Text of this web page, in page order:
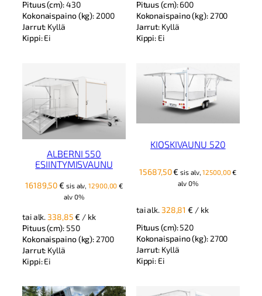
Pituus (cm):430
Kokonaispaino (kg): 2000
Jarrut: Kyllä
Kippi:Ei
Pituus (cm):600
Kokonaispaino (kg): 2700
Jarrut: Kyllä
Kippi: Ei
ALBERNI 550
ESIINTYMISVAUNU
16189,50€ sis alv,12900,00€
alv 0%
tai alk. 338,85€ / kk
Pituus (cm): 550
Kokonaispaino (kg): 2700
Jarrut: Kyllä
Kippi:Ei
KIOSKIVAUNU 520
15687,50€ sis alv,12500,00€
alv 0%
tai alk. 328,81€ / kk
Pituus (cm):520
Kokonaispaino (kg):2700
Jarrut: Kyllä
Kippi: Ei